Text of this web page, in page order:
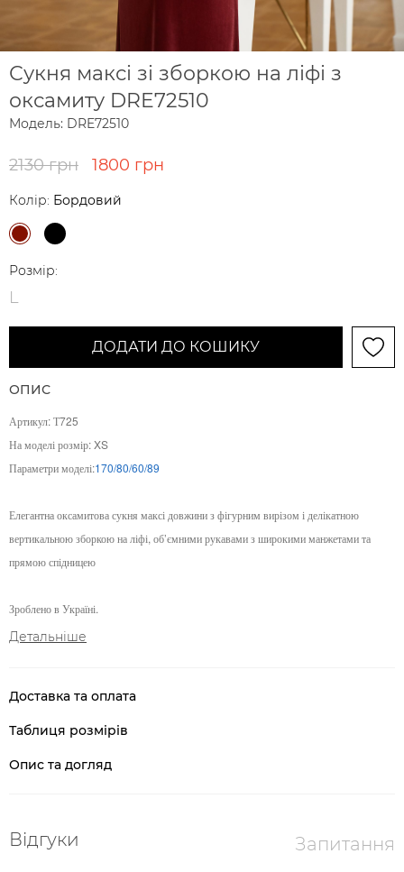
Сукня максі зі зборкою на ліфі з
оксамиту DRE72510
Модель: DRE72510
2130 грн 1800 грн
Колір: Бордовий
Розмір:
L
ДОДАТИ ДО КОШИКУ
ОПИС
Артикул:Т725
На моделі розмір: XS
Параметри моделі:170/80/60/89
Елегантна оксамитова сукня максі довжини з фігурним вирізом і делікатною
вертикальною зборкою на ліфі, об’ємними рукавами з широкими манжетами та
прямою спідницею
Зроблено в Україні.
Детальніше
Доставка та оплата
Таблиця розмірів
Опис та догляд
Відгуки Запитання